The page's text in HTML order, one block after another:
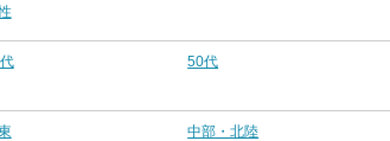
50代
中部・北陸